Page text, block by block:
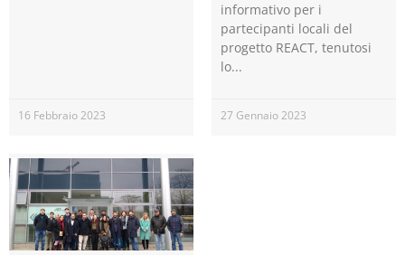
16 Febbraio 2023
informativo per i
partecipanti locali del
progetto REACT, tenutosi
lo
27 Gennaio 2023
offerte
personalizzati.